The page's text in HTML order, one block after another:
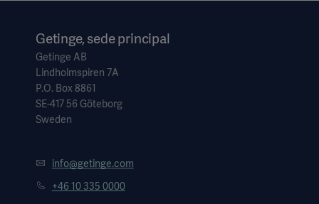
Getinge, sede principal
Getinge AB
Lindholmspiren 7A
P.O. Box 8861
SE-417 56 Göteborg
Sweden
info@getinge.com
+46 10 335 0000